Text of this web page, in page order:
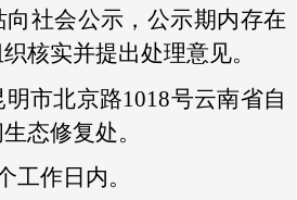
社会公示，公示期内存在
核实并提出处理意见。
市北京路1018号云南省自
态修复处。
工作日内。